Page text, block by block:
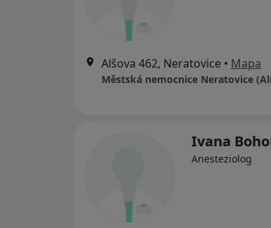
Alšova 462, Neratovice • Mapa
Městská nemocnice Neratovice
Ivana
Anesteziolog